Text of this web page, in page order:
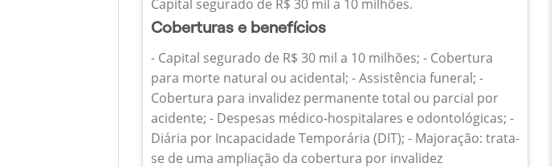
Capital segurado de R$ 30 mil a 10 milhões.
Coberturas e benefícios
- Capital segurado de R$ 30 mil a 10 milhões; - Cobertura
para morte natural ou acidental; - Assistência funeral; -
Cobertura para invalidez permanente total ou parcial por
acidente; - Despesas médico-hospitalares e odontológicas; -
Diária por Incapacidade Temporária (DIT); - Majoração: trata-
se de uma ampliação da cobertura por invalidez